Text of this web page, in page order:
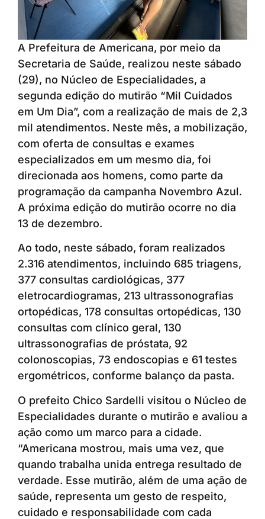
A Prefeitura de Americana, por meio da
Secretaria de Saúde, realizou neste sábado
(29), no Núcleo de Especialidades, a
segunda edição do mutirão “Mil Cuidados
em Um Dia”, com a realização de mais de 2,3
mil atendimentos. Neste mês, a mobilização,
com oferta de consultas e exames
especializados em um mesmo dia, foi
direcionada aos homens, como parte da
programação da campanha Novembro Azul.
A próxima edição do mutirão ocorre no dia
13 de dezembro.
Ao todo, neste sábado, foram realizados
2.316 atendimentos, incluindo 685 triagens,
377 consultas cardiológicas, 377
eletrocardiogramas, 213 ultrassonografias
ortopédicas, 178 consultas ortopédicas, 130
consultas com clínico geral, 130
ultrassonografias de próstata, 92
colonoscopias, 73 endoscopias e 61 testes
ergométricos, conforme balanço da pasta.
O prefeito Chico Sardelli visitou o Núcleo de
Especialidades durante o mutirão e avaliou a
ação como um marco para a cidade.
“Americana mostrou, mais uma vez, que
quando trabalha unida entrega resultado de
verdade. Esse mutirão, além de uma ação de
saúde, representa um gesto de respeito,
cuidado e responsabilidade com cada